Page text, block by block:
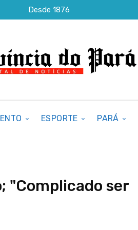
Desde 1876
ESPORTE PARÁ
"Complicado ser